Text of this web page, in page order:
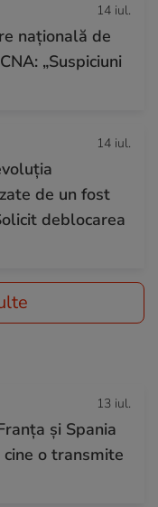
14 iul.
națională de
„Suspiciuni
14 iul.
de un fost
deblocarea
13 iul.
și Spania
o transmite